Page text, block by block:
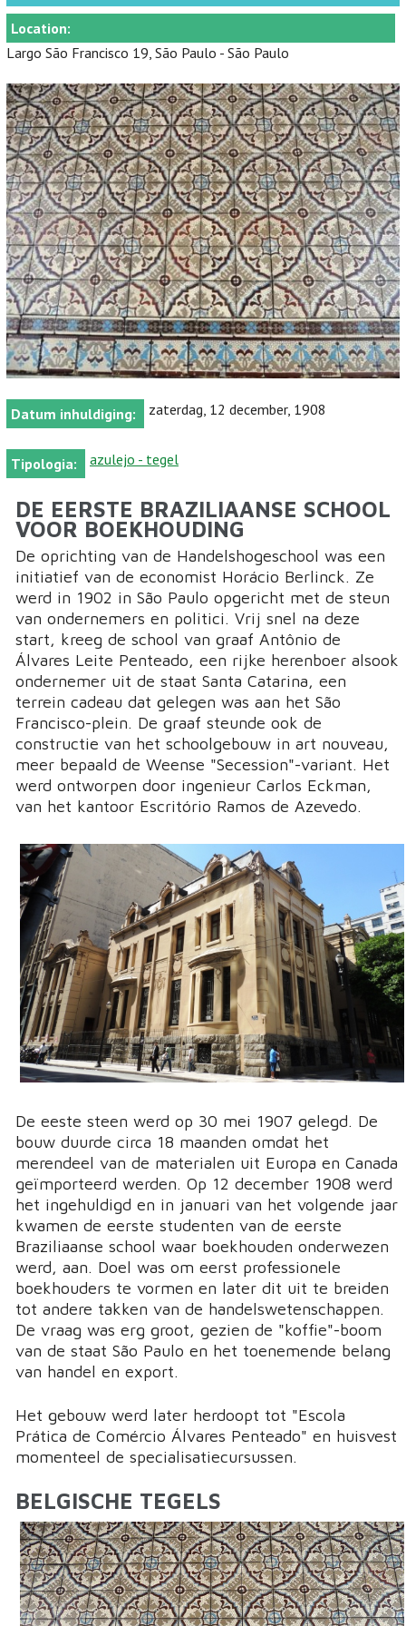
Location:
Largo São Francisco 19, São Paulo - São Paulo
Datum inhuldiging: zaterdag, 12 december, 1908
Tipologia: azulejo - tegel
DE EERSTE BRAZILIAANSE SCHOOL
VOOR BOEKHOUDING
De oprichting van de Handelshogeschool was een
initiatief van de economist Horácio Berlinck. Ze
werd in 1902 in São Paulo opgericht met de steun
van ondernemers en politici. Vrij snel na deze
start, kreeg de school van graaf Antônio de
Álvares Leite Penteado, een rijke herenboer alsook
ondernemer uit de staat Santa Catarina, een
terrein cadeau dat gelegen was aan het São
Francisco-plein. De graaf steunde ook de
constructie van het schoolgebouw in art nouveau,
meer bepaald de Weense "Secession"-variant. Het
werd ontworpen door ingenieur Carlos Eckman,
van het kantoor Escritório Ramos de Azevedo.
De eeste steen werd op 30 mei 1907 gelegd. De
bouw duurde circa 18 maanden omdat het
merendeel van de materialen uit Europa en Canada
geïmporteerd werden. Op 12 december 1908 werd
het ingehuldigd en in januari van het volgende jaar
kwamen de eerste studenten van de eerste
Braziliaanse school waar boekhouden onderwezen
werd, aan. Doel was om eerst professionele
boekhouders te vormen en later dit uit te breiden
tot andere takken van de handelswetenschappen.
De vraag was erg groot, gezien de "koffie"-boom
van de staat São Paulo en het toenemende belang
van handel en export.
Het gebouw werd later herdoopt tot "Escola
Prática de Comércio Álvares Penteado" en huisvest
momenteel de specialisatiecursussen.
BELGISCHE TEGELS